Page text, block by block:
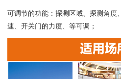
可调节的功能：探测区域、探测角度
速、开关门的力度、等可调；